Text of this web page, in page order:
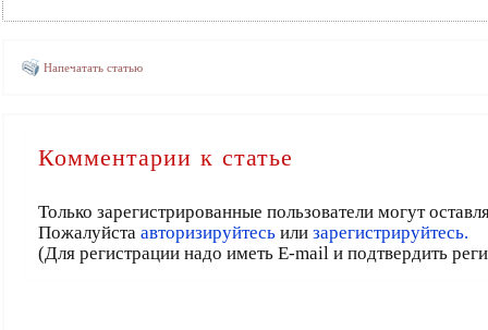
Напечатать статью
Комментарии к статье
Только зарегистрированные пользователи могут
Пожалуйста авторизируйтесьили зарегистрируйтесь.
(Для регистрации надо иметь E-mail и подтвердить